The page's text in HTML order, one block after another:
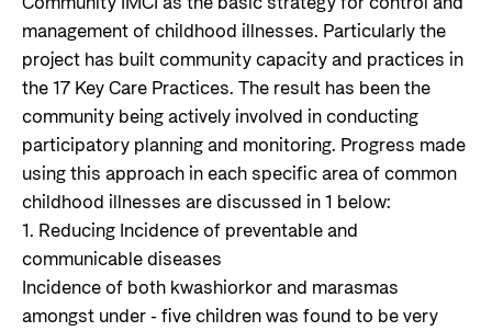
management of childhood illnesses. Particularly the
project has built community capacity and practices in
the 17 Key Care Practices. The result has been the
community being actively involved in conducting
participatory planning and monitoring. Progress made
using this approach in each specific area of common
childhood illnesses are discussed in 1 below:
1. Reducing Incidence of preventable and
communicable diseases
Incidence of both kwashiorkor and marasmas
amongst under - five children was found to be very